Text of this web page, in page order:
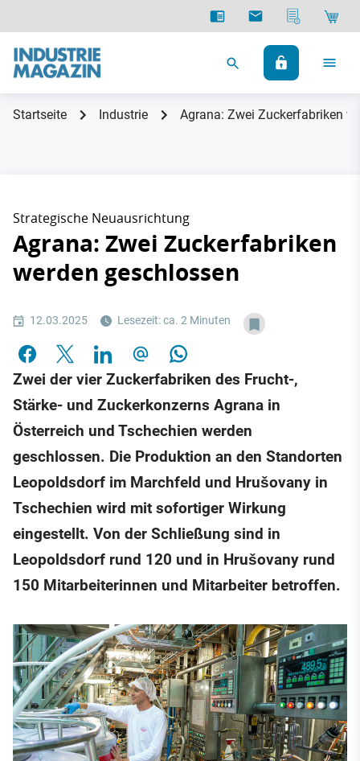
Startseite Industrie Agrana: Zwei Zuckerfabriken
Strategische Neuausrichtung
Agrana: Zwei Zuckerfabriken
werden geschlossen
12.03.2025 Lesezeit: ca. 2 Minuten
Zwei der vier Zuckerfabriken des Frucht-,
Stärke- und Zuckerkonzerns Agrana in
Österreich und Tschechien werden
geschlossen. Die Produktion an den Standorten
Leopoldsdorf im Marchfeld und Hrušovany in
Tschechien wird mit sofortiger Wirkung
eingestellt. Von der Schließung sind in
Leopoldsdorf rund 120 und in Hrušovany rund
150 Mitarbeiterinnen und Mitarbeiter betroffen.